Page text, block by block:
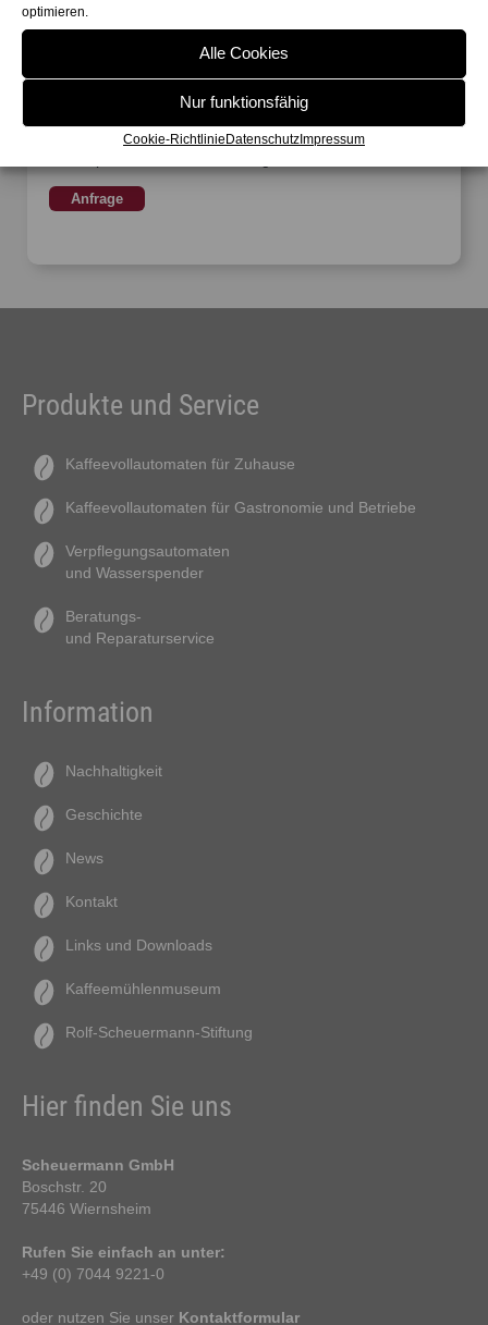
optimieren.
Alle Cookies
Nur funktionsfähig
Cookie-RichtlinieDatenschutzImpressum
Je nach Bedarf können unterschiedliche Bezahlsysteme
implementiert werden.
Zuverlässiger Nachfüllservice
Die Firma Scheuermann bietet beim Kauf oder der
Miete eines Vollautomaten zugleich einen
Anfrage
Produkte und Service
Kaffeevollautomaten für Zuhause
Kaffeevollautomaten für Gastronomie und Betriebe
Verpflegungsautomaten
und Wasserspender
Beratungs-
und Reparaturservice
Information
Nachhaltigkeit
Geschichte
News
Kontakt
Links und Downloads
Kaffeemühlenmuseum
Rolf-Scheuermann-Stiftung
Hier finden Sie uns
Scheuermann GmbH
Boschstr. 20
75446 Wiernsheim
Rufen Sie einfach an unter:
+49 (0) 7044 9221-0
oder nutzen Sie unser Kontaktformular